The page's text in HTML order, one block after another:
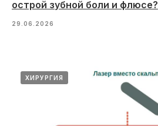
острой зубной боли и флюсе?
29.06.2026
ХИРУРГИЯ